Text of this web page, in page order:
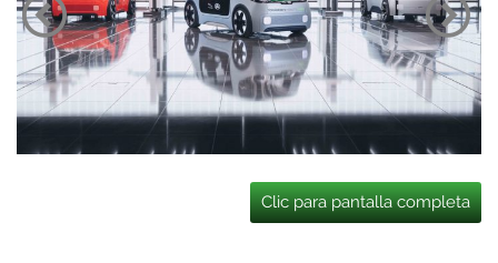
Clic para pantalla completa